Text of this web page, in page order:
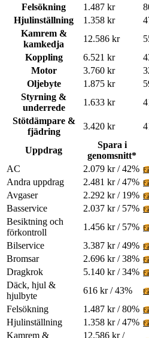
Felsökning
1.487 kr
Hjulinställning
1.358 kr
Kamrem &
kamkedja
12.586 kr
Koppling
6.521 kr
Motor
3.760 kr
Oljebyte
1.875 kr
Styrning &
underrede
1.633 kr
Stötdämpare &
fjädring
3.420 kr
Uppdrag
Spara i
genomsnitt*
AC
2.079 kr / 42%
Andra uppdrag 2.481 kr / 47%
Avgaser 2.292 kr / 19%
Basservice 2.037 kr / 57%
Besiktning och
förkontroll
1.456 kr / 57%
Bilservice 3.387 kr / 49%
Bromsar 2.696 kr / 38%
Dragkrok 5.140 kr / 34%
Däck, hjul &
hjulbyte
616 kr / 43%
Felsökning 1.487 kr / 80%
Hjulinställning 1.358 kr / 47%
Kamrem &
12.586 kr /